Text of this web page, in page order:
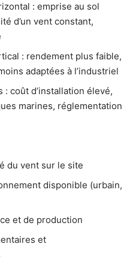
: emprise au sol
d’un vent constant,
: rendement plus faible,
adaptées à l’industriel
: coût d’installation élevé,
marines, réglementation
du vent sur le site
disponible (urbain,
et de production
et